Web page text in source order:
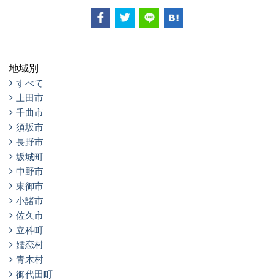
地域別
すべて
上田市
千曲市
須坂市
長野市
坂城町
中野市
東御市
小諸市
佐久市
立科町
嬬恋村
青木村
御代田町